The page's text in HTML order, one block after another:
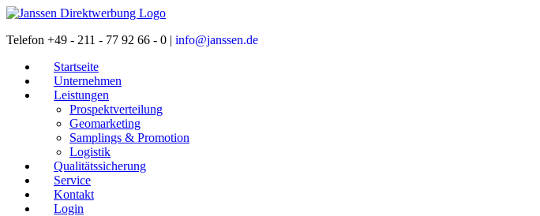
Telefon +49 - 211 - 77 92 66 - 0 | info@janssen.de
Startseite
Unternehmen
Leistungen
Prospektverteilung
Geomarketing
Samplings & Promotion
Logistik
Qualitätssicherung
Service
Kontakt
Login